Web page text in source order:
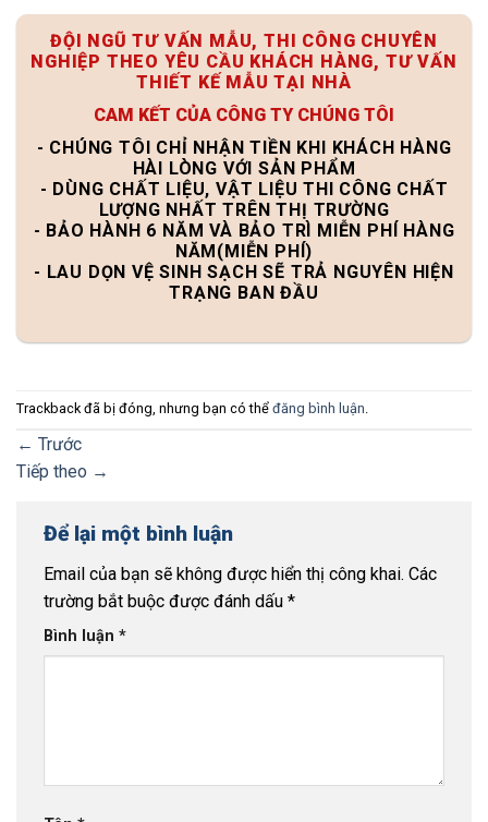
ĐỘI NGŨ TƯ VẤN MẪU, THI CÔNG CHUYÊN
NGHIỆP THEO YÊU CẦU KHÁCH HÀNG, TƯ VẤN
THIẾT KẾ MẪU TẠI NHÀ
CAM KẾT CỦA CÔNG TY CHÚNG TÔI
- CHÚNG TÔI CHỈ NHẬN TIỀN KHI KHÁCH HÀNG
HÀI LÒNG VỚI SẢN PHẨM
- DÙNG CHẤT LIỆU, VẬT LIỆU THI CÔNG CHẤT
LƯỢNG NHẤT TRÊN THỊ TRƯỜNG
- BẢO HÀNH 6 NĂM VÀ BẢO TRÌ MIỄN PHÍ HÀNG
NĂM(MIỄN PHÍ)
- LAU DỌN VỆ SINH SẠCH SẼ TRẢ NGUYÊN HIỆN
TRẠNG BAN ĐẦU
Trackback đã bị đóng, nhưng bạn có thể đăng bình luận.
← Trước
Tiếp theo →
Để lại một bình luận
Email của bạn sẽ không được hiển thị công khai. Các
trường bắt buộc được đánh dấu *
Bình luận *